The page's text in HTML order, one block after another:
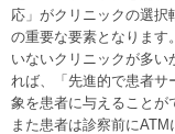
応」がクリニックの選択
の重要な要素となります
いないクリニックが多い
れば、「先進的で患者サ
象を患者に与えることが
また患者は診察前に